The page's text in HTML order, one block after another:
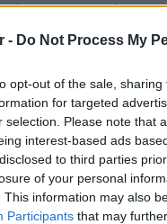
- Do Not Process My
opt-out of the sale,
for targeted
selection. Please note that
interest-based ads
to third parties
of your personal
This information may also
Participants that may
στην Περιφέρεια
στο ιικό
από τις έντεκα
Επιδημιολογίας
στα Χανιά (-55%),
διευκρινίσεις
23 έως 29.